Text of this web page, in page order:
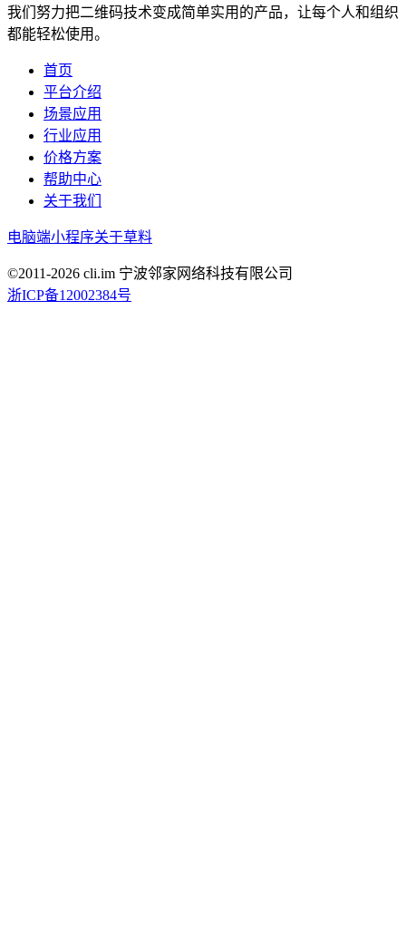
我们努力把二维码技术变成简单实用的产品，让每个人和组织
都能轻松使用。
首页
平台介绍
场景应用
行业应用
价格方案
帮助中心
关于我们
电脑端小程序关于草料
©2011-2026 cli.im 宁波邻家网络科技有限公司
浙ICP备12002384号